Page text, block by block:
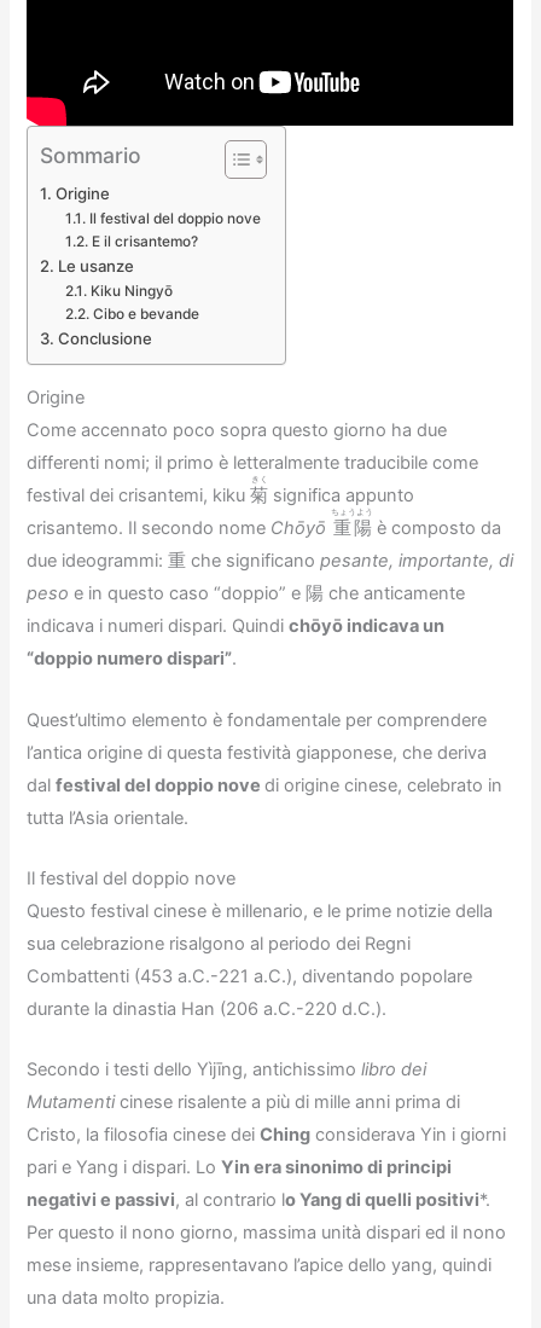
Sommario
Origine
Il festival del doppio nove
E il crisantemo?
Le usanze
Kiku Ningyō
Cibo e bevande
Conclusione
Origine
Come accennato poco sopra questo giorno ha due
differenti nomi; il primo è letteralmente traducibile come
festival dei crisantemi, kiku菊
きく
significa appunto
crisantemo. Il secondo nome Chōyō 重陽
ちょうよう
è composto da
due ideogrammi: 重 che significanopesante, importante, di
peso e in questo caso “doppio” e 陽 che anticamente
indicava i numeri dispari. Quindichōyō indicava un
“doppio numero dispari”.
Quest’ultimo elemento è fondamentale per comprendere
l’antica origine di questa festività giapponese, che deriva
dalfestival del doppio novedi origine cinese, celebrato in
tutta l’Asia orientale.
Il festival del doppio nove
Questo festival cinese è millenario, e le prime notizie della
sua celebrazione risalgono al periodo dei Regni
Combattenti (453 a.C.-221 a.C.), diventando popolare
durante la dinastia Han (206 a.C.-220 d.C.).
Secondo i testi dello Yìjīng, antichissimolibro dei
Mutamenticinese risalente a più di mille anni prima di
Cristo, la filosofia cinese deiChing considerava Yin i giorni
pari e Yang i dispari. LoYin era sinonimo di principi
negativi e passivi, al contrario lo Yang di quelli positivi*.
Per questo il nono giorno, massima unità dispari ed il nono
mese insieme, rappresentavano l’apice dello yang, quindi
una data molto propizia.